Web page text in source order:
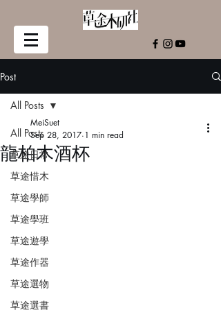
Post
All Posts
草途日常
草途惜木
草途學師
草途學班
草途遊學
草途作器
草途選物
草途選書
All Posts
龍柏木酒杯
MeiSuet
Sep 28, 2017 1 min read